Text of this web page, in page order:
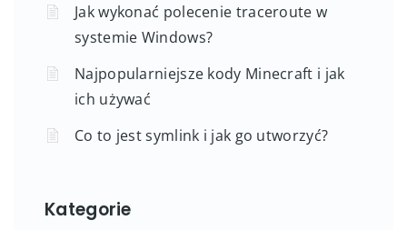
Jak wykonać polecenie traceroute w
systemie Windows?
Najpopularniejsze kody Minecraft i jak
ich używać
Co to jest symlink i jak go utworzyć?
Kategorie